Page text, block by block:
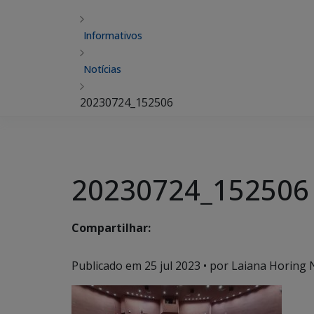
Informativos
Notícias
20230724_152506
20230724_152506
Compartilhar:
Publicado em 25 jul 2023 • por Laiana Horing